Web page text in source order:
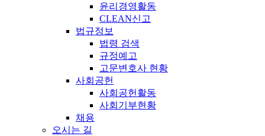
윤리경영활동
CLEAN신고
법규정보
법령 검색
규정예고
고문변호사 현황
사회공헌
사회공헌활동
사회기부현황
채용
오시는 길